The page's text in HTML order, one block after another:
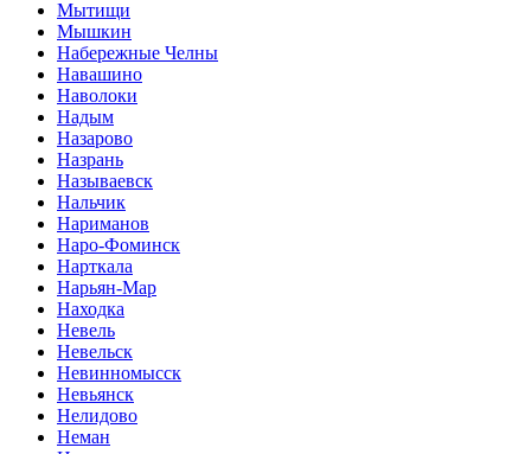
Мытищи
Мышкин
Набережные Челны
Навашино
Наволоки
Надым
Назарово
Назрань
Называевск
Нальчик
Нариманов
Наро-Фоминск
Нарткала
Нарьян-Мар
Находка
Невель
Невельск
Невинномысск
Невьянск
Нелидово
Неман